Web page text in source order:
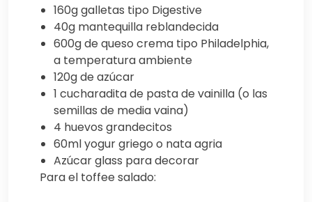
160g galletas tipo Digestive
40g mantequilla reblandecida
600g de queso crema tipo Philadelphia,
a temperatura ambiente
120g de azúcar
1 cucharadita de pasta de vainilla (o las
semillas de media vaina)
4 huevos grandecitos
60ml yogur griego o nata agria
Azúcar glass para decorar
Para el toffee salado: